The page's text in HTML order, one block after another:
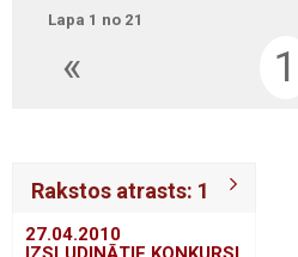
Lapa 1 no 21
« 1
Rakstos atrasts: 1
27.04.2010